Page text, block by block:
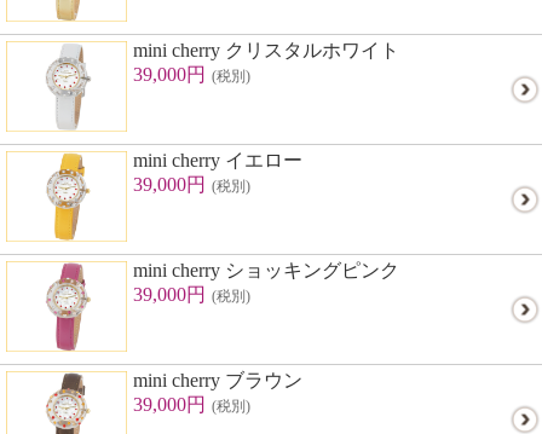
mini cherry クリスタルホワイト
39,000円 (税別)
mini cherry イエロー
39,000円 (税別)
mini cherry ショッキングピンク
39,000円 (税別)
mini cherry ブラウン
39,000円 (税別)